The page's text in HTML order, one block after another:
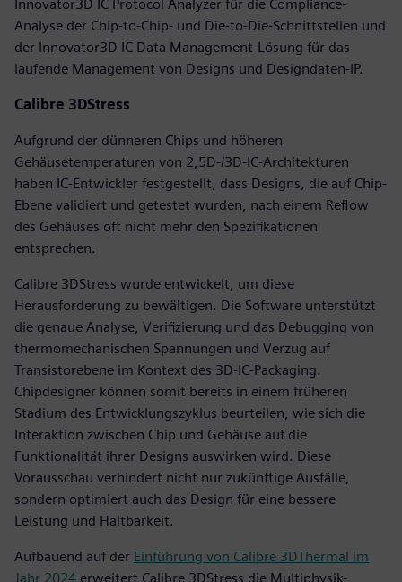
Innovator3D IC Protocol Analyzer für die Compliance-
Analyse der Chip-to-Chip- und Die-to-Die-Schnittstellen und
der Innovator3D IC Data Management-Lösung für das
laufende Management von Designs und Designdaten-IP.
Calibre 3DStress
Aufgrund der dünneren Chips und höheren
Gehäusetemperaturen von 2,5D-/3D-IC-Architekturen
haben IC-Entwickler festgestellt, dass Designs, die auf Chip-
Ebene validiert und getestet wurden, nach einem Reflow
des Gehäuses oft nicht mehr den Spezifikationen
entsprechen.
Calibre 3DStress wurde entwickelt, um diese
Herausforderung zu bewältigen. Die Software unterstützt
die genaue Analyse, Verifizierung und das Debugging von
thermomechanischen Spannungen und Verzug auf
Transistorebene im Kontext des 3D-IC-Packaging.
Chipdesigner können somit bereits in einem früheren
Stadium des Entwicklungszyklus beurteilen, wie sich die
Interaktion zwischen Chip und Gehäuse auf die
Funktionalität ihrer Designs auswirken wird. Diese
Vorausschau verhindert nicht nur zukünftige Ausfälle,
sondern optimiert auch das Design für eine bessere
Leistung und Haltbarkeit.
Aufbauend auf der Einführung von Calibre 3DThermal im
Jahr 2024 erweitert Calibre 3DStress die Multiphysik-